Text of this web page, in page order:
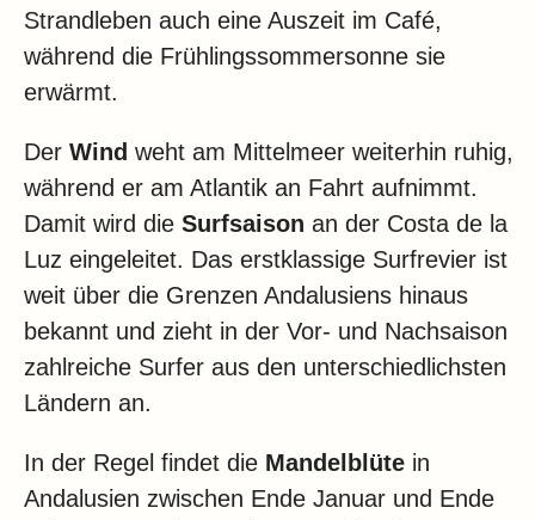
Strandleben auch eine Auszeit im Café,
während die Frühlingssommersonne sie
erwärmt.
Der Wind weht am Mittelmeer weiterhin ruhig,
während er am Atlantik an Fahrt aufnimmt.
Damit wird die Surfsaison an der Costa de la
Luz eingeleitet. Das erstklassige Surfrevier ist
weit über die Grenzen Andalusiens hinaus
bekannt und zieht in der Vor- und Nachsaison
zahlreiche Surfer aus den unterschiedlichsten
Ländern an.
In der Regel findet die Mandelblüte in
Andalusien zwischen Ende Januar und Ende